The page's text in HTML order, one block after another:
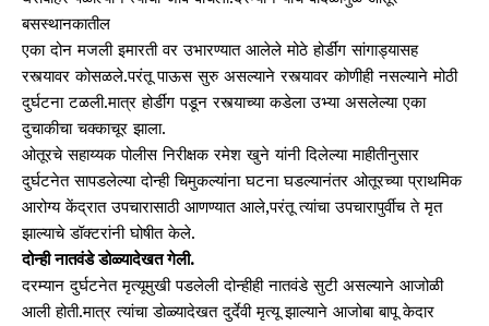
बसस्थानकातील
एका दोन मजली इमारती वर उभारण्यात आलेले मोठे होर्डींग सांगाड्यासह
रस्त्यावर कोसळले.परंतू पाऊस सुरु असल्याने रस्त्यावर कोणीही नसल्याने मोठी
दुर्घटना टळली.मात्र होर्डींग पडून रस्त्याच्या कडेला उभ्या असलेल्या एका
दुचाकीचा चक्काचूर झाला.
ओतूरचे सहाय्यक पोलीस निरीक्षक रमेश खुने यांनी दिलेल्या माहीतीनुसार
दुर्घटनेत सापडलेल्या दोन्ही चिमुकल्यांना घटना घडल्यानंतर ओतूरच्या प्राथमिक
आरोग्य केंद्रात उपचारासाठी आणण्यात आले,परंतू त्यांचा उपचारापुर्वीच ते मृत
झाल्याचे डॉक्टरांनी घोषीत केले.
दोन्ही नातवंडे डोळ्यादेखत गेली.
दरम्यान दुर्घटनेत मृत्यूमुखी पडलेली दोन्हीही नातवंडे सुटी असल्याने आजोळी
आली होती.मात्र त्यांचा डोळ्यादेखत दुर्देवी मृत्यू झाल्याने आजोबा बापू केदार